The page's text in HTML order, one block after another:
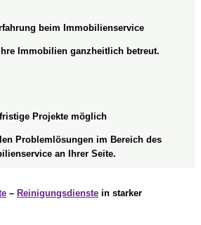
beim Immobilienservice
Immobilien ganzheitlich betreut.
Projekte möglich
Problemlösungen im Bereich des
an Ihrer Seite.
– Reinigungsdienste in starker